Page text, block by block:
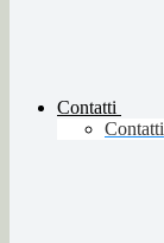
Contatti
Contatti